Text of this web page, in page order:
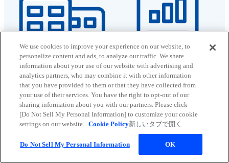
株式・社債情報
コーポレート・
ガバナンス
We use cookies to improve your experience on our website, to
personalize content and ads, to analyze our traffic. We share
information about your use of our website with advertising and
analytics partners, who may combine it with other information
that you have provided to them or that they have collected from
your use of their services. You have the right to opt-out of our
sharing information about you with our partners. Please click
[Do Not Sell My Personal Information] to customize your cookie
settings on our website. Cookie Policy新しいタブで開く
Do Not Sell My Personal Information OK